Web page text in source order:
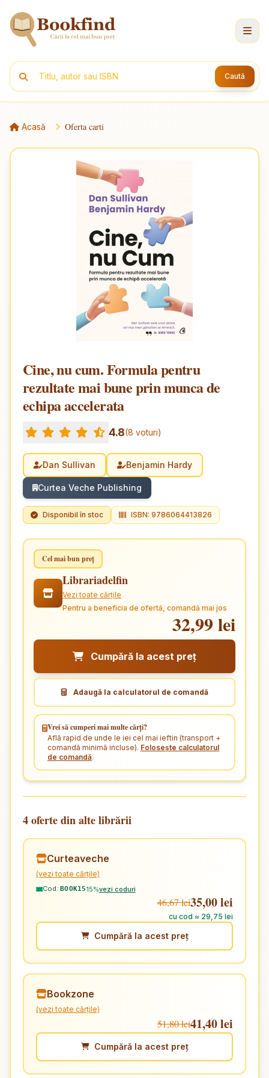
Caută
Acasă Oferta carti
Cine, nu cum. Formula pentru
rezultate mai bune prin munca de
echipa accelerata
4.8(8 voturi)
Dan Sullivan Benjamin Hardy
Curtea Veche Publishing
Disponibil în stoc ISBN: 9786064413826
Cel mai bun preț
Librariadelfin
Vezi toate cărțile
Pentru a beneficia de ofertă, comandă mai jos
32,99 lei
Cumpără la acest preț
Adaugă la calculatorul de comandă
Vrei să cumperi mai multe cărți?
Află rapid de unde le iei cel mai ieftin (transport +
comandă minimă incluse). Folosește calculatorul
de comandă.
4 oferte din alte librării
Curteaveche
(vezi toate cărțile)
Cod: BOOK1515%vezi coduri
46,67 lei35,00 lei
cu cod ≈ 29,75 lei
Cumpără la acest preț
Bookzone
(vezi toate cărțile)
51,80 lei41,40 lei
Cumpără la acest preț